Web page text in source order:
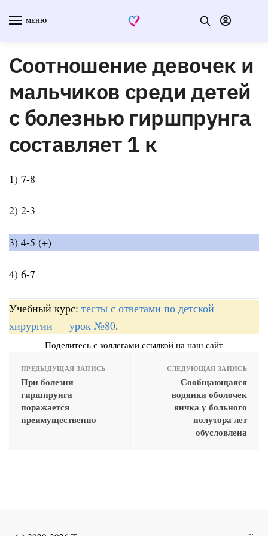
МЕНЮ
Соотношение девочек и
мальчиков среди детей
с болезнью гиршпрунга
составляет 1 к
1) 7-8
2) 2-3
3) 4-5 (+)
4) 6-7
Учебный курс: тесты с ответами по детской
хирургии — урок №80.
Поделитесь с коллегами ссылкой на наш сайт
ПРЕДЫДУЩАЯ ЗАПИСЬ
При болезни
гиршпрунга
поражается
преимущественно
СЛЕДУЮЩАЯ ЗАПИСЬ
Сообщающаяся
водянка оболочек
яичка у больного
полутора лет
обусловлена